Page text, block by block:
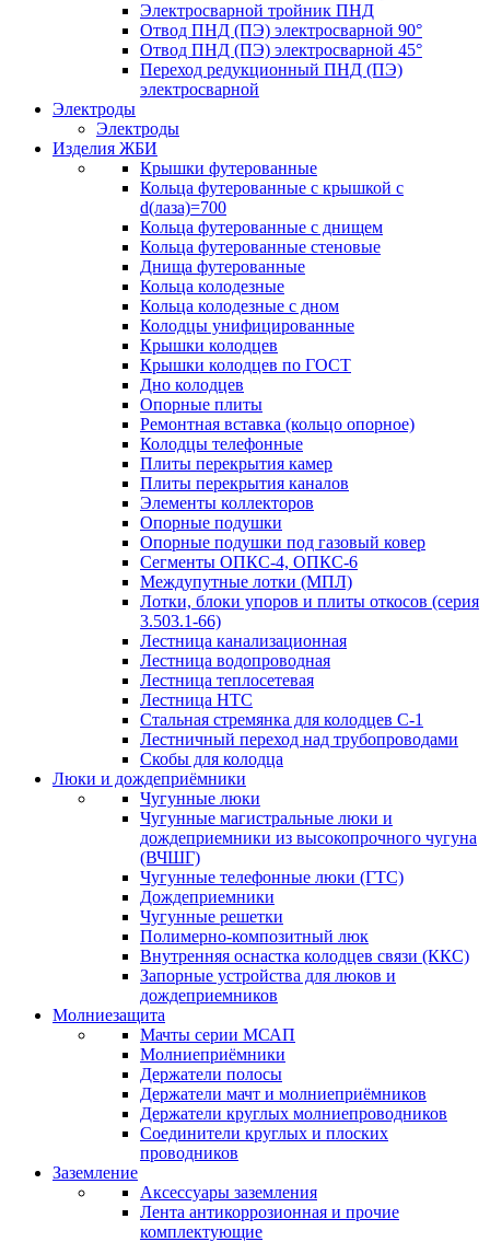
Электросварной тройник ПНД
Отвод ПНД (ПЭ) электросварной 90°
Отвод ПНД (ПЭ) электросварной 45°
Переход редукционный ПНД (ПЭ)
электросварной
Электроды
Электроды
Изделия ЖБИ
Крышки футерованные
Кольца футерованные с крышкой с
d(лаза)=700
Кольца футерованные с днищем
Кольца футерованные стеновые
Днища футерованные
Кольца колодезные
Кольца колодезные с дном
Колодцы унифицированные
Крышки колодцев
Крышки колодцев по ГОСТ
Дно колодцев
Опорные плиты
Ремонтная вставка (кольцо опорное)
Колодцы телефонные
Плиты перекрытия камер
Плиты перекрытия каналов
Элементы коллекторов
Опорные подушки
Опорные подушки под газовый ковер
Сегменты ОПКС-4, ОПКС-6
Междупутные лотки (МПЛ)
Лотки, блоки упоров и плиты откосов (серия
3.503.1-66)
Лестница канализационная
Лестница водопроводная
Лестница теплосетевая
Лестница НТС
Стальная стремянка для колодцев С-1
Лестничный переход над трубопроводами
Скобы для колодца
Люки и дождеприёмники
Чугунные люки
Чугунные магистральные люки и
дождеприемники из высокопрочного чугуна
(ВЧШГ)
Чугунные телефонные люки (ГТС)
Дождеприемники
Чугунные решетки
Полимерно-композитный люк
Внутренняя оснастка колодцев связи (ККС)
Запорные устройства для люков и
дождеприемников
Молниезащита
Мачты серии МСАП
Молниеприёмники
Держатели полосы
Держатели мачт и молниеприёмников
Держатели круглых молниепроводников
Cоединители круглых и плоских
проводников
Заземление
Аксессуары заземления
Лента антикоррозионная и прочие
комплектующие